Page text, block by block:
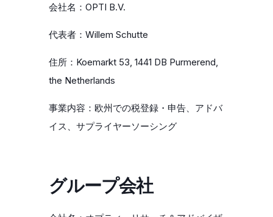
会社名：OPTI B.V.
代表者：Willem Schutte
住所： Koemarkt 53, 1441 DB Purmerend,
the Netherlands
事業内容：欧州での税登録・申告、アドバ
イス、サプライヤーソーシング
グループ会社